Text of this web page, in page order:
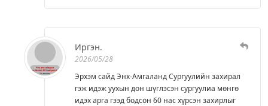
Иргэн.
2026/05/28
Эрхэм сайд Энх-Амгаланд Сургуулийн захирал
гэж идэж уухын дон шүглэсэн сургуулиа мөнгө
идэх арга гээд бодсон 60 нас хүрсэн захирлыг